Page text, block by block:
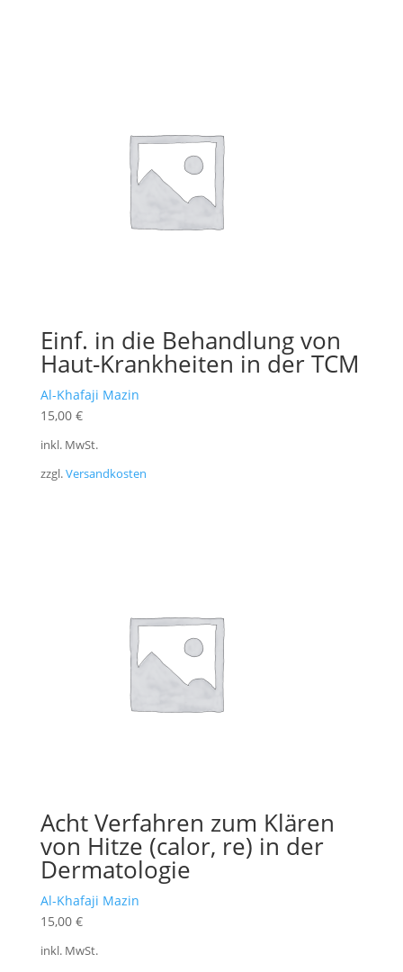
Einf. in die Behandlung von
Haut-Krankheiten in der TCM
Al-Khafaji Mazin
15,00 €
inkl. MwSt.
zzgl.Versandkosten
Acht Verfahren zum Klären
von Hitze (calor, re) in der
Dermatologie
Al-Khafaji Mazin
15,00 €
inkl. MwSt.